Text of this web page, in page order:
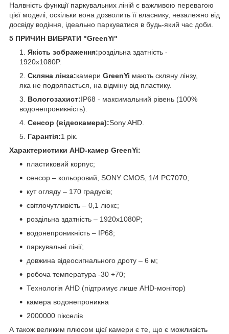
Наявність функції паркувальних ліній є важливою перевагою
цієї моделі, оскільки вона дозволить її власнику, незалежно від
досвіду водіння, ідеально паркуватися в будь-який час доби.
5 ПРИЧИН ВИБРАТИ "GreenYi"
Якість зображення:роздільна здатність -
1920x1080P.
Скляна лінза:камери GreenYi мають скляну лінзу,
яка не подряпається, на відміну від пластику.
Вологозахист:IP68 - максимальний рівень (100%
водонепроникність).
Сенсор (відеокамера):Sony AHD.
Гарантія:1 рік.
Характеристики AHD-камер GreenYi:
пластиковий корпус;
сенсор – кольоровий, SONY CMOS, 1/4 PC7070;
кут огляду – 170 градусів;
світлочутливість – 0,1 люкс;
роздільна здатність – 1920x1080P;
водонепроникність – IP68;
паркувальні лінії;
довжина відеосигнального дроту – 6 м;
робоча температура -30 +70;
Технологія AHD (підтримує лише AHD-монітор)
камера водонепроникна
2000000 пікселів
А також великим плюсом цієї камери є те, що є можливість